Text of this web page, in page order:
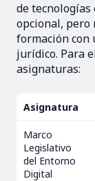
de tecnologías
opcional, pero
formación con
jurídico. Para
asignaturas:
Asignatura
Marco
Legislativo
del Entorno
Digital